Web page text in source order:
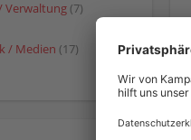
Verwaltung (7)
/ Medien (17)